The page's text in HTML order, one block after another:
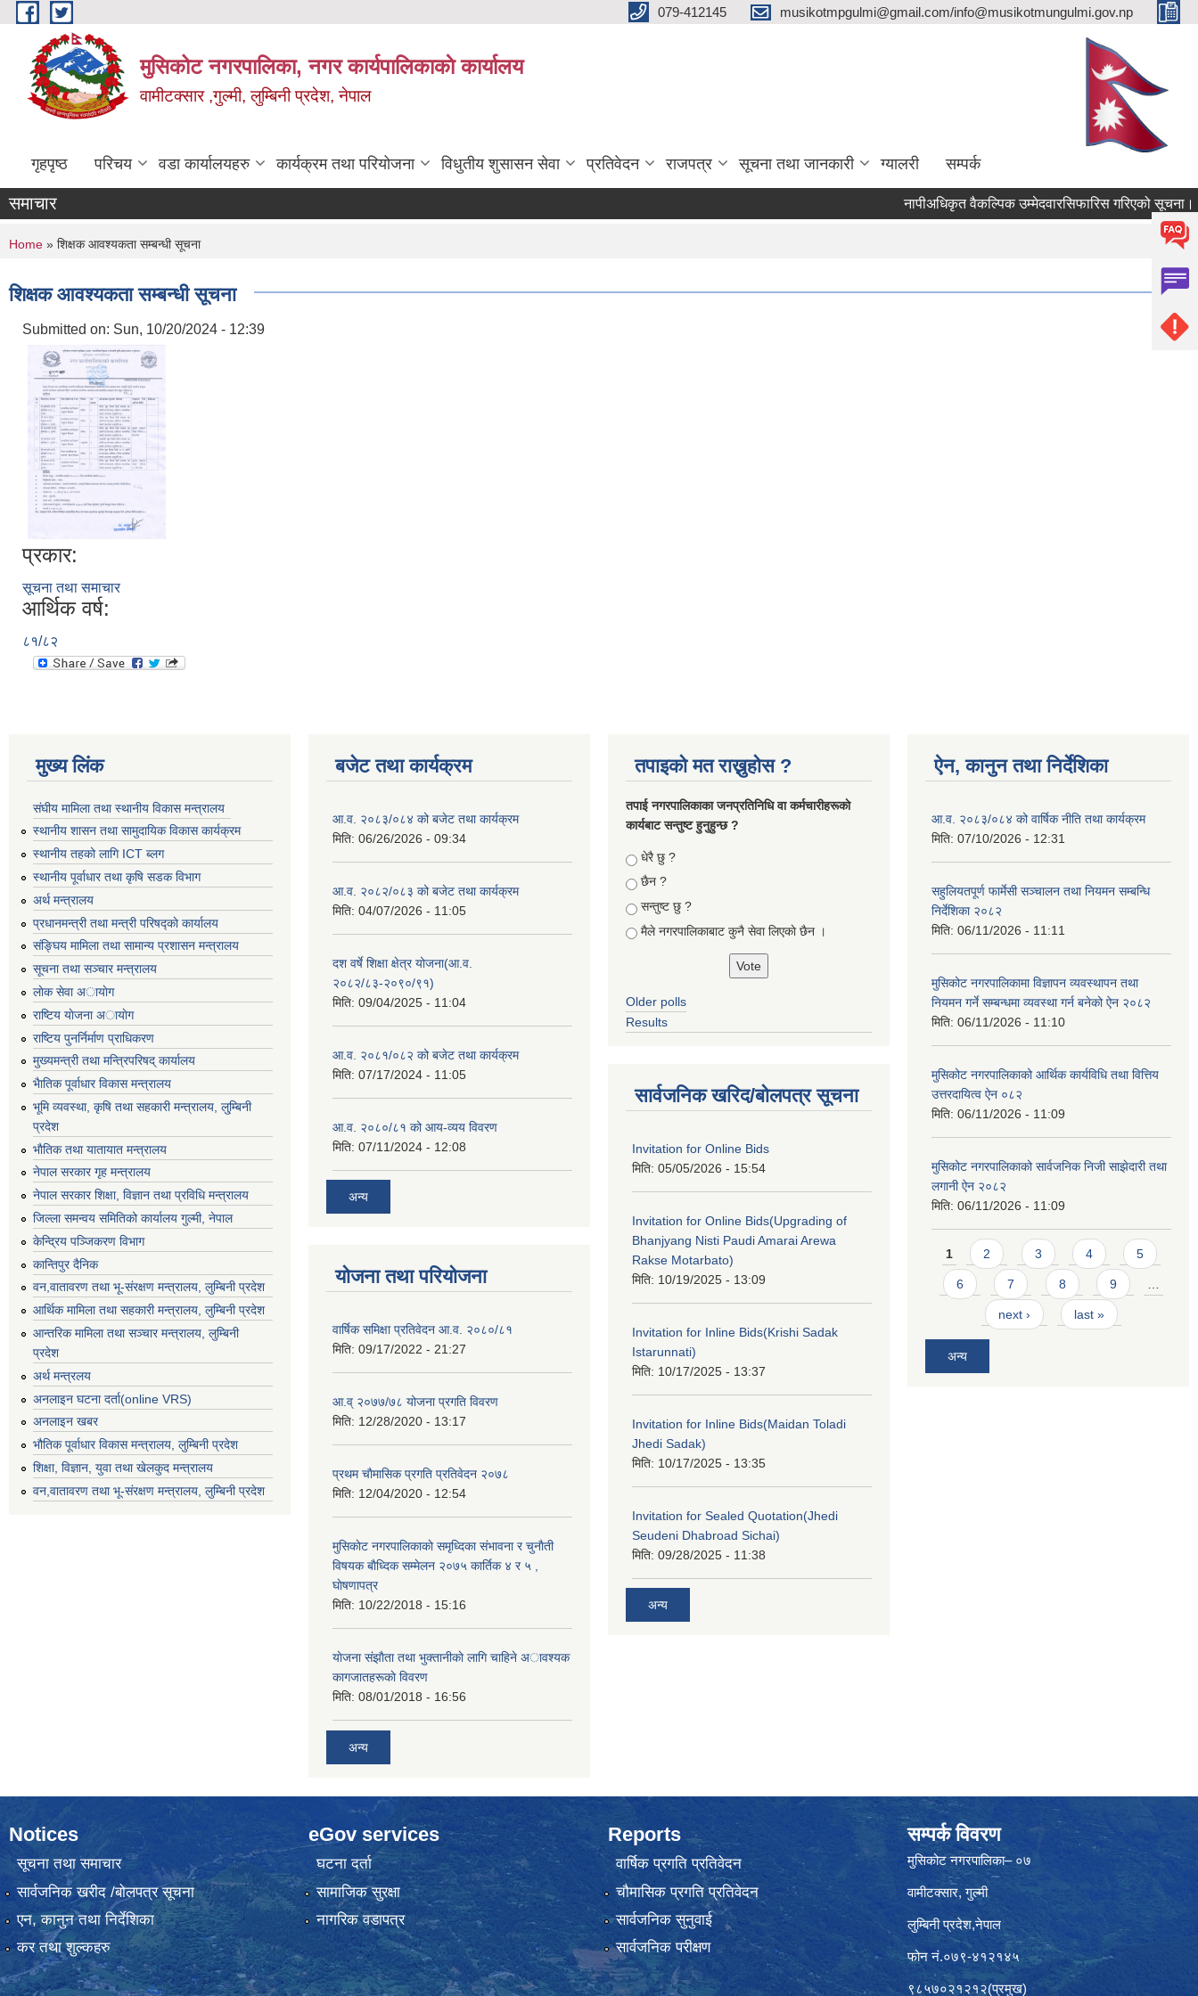
Skip to main content 079-412145 musikotmpgulmi@gmail.com/info@musikotmungulmi.gov.np
मुसिकोट नगरपालिका, नगर कार्यपालिकाकाे कार्यालय
वामीटक्सार ,गुल्मी, लुम्बिनी प्रदेश, नेपाल
गृहपृष्ठ परिचय वडा कार्यालयहरु कार्यक्रम तथा परियोजना विधुतीय शुसासन सेवा प्रतिवेदन राजपत्र सूचना तथा जानकारी ग्यालरी सम्पर्क
समाचार नापीअधिकृत वैकल्पिक उम्मेदवारसिफारिस गरिएको सूचना।
You are here
Home » शिक्षक आवश्यकता सम्बन्धी सूचना
शिक्षक आवश्यकता सम्बन्धी सूचना
Submitted on: Sun, 10/20/2024 - 12:39
प्रकार:
सूचना तथा समाचार
आर्थिक वर्ष:
८१/८२
मुख्य लिंक
संघीय मामिला तथा स्थानीय विकास मन्त्रालय
स्थानीय शासन तथा सामुदायिक विकास कार्यक्रम
स्थानीय तहको लागि ICT ब्लग
स्थानीय पूर्वाधार तथा कृषि सडक विभाग
अर्थ मन्त्रालय
प्रधानमन्त्री तथा मन्त्री परिषद्काे कार्यालय
संङ्घिय मामिला तथा सामान्य प्रशासन मन्त्रालय
सूचना तथा सञ्चार मन्त्रालय
लाेक सेवा अायाेग
राष्टिय याेजना अायाेग
राष्टिय पुनर्निर्माण प्राधिकरण
मुख्यमन्त्री तथा मन्त्रिपरिषद् कार्यालय
भैातिक पूर्वाधार विकास मन्त्रालय
भूमि व्यवस्था, कृषि तथा सहकारी मन्त्रालय, लु्म्बिनी
प्रदेश
भाैतिक तथा यातायात मन्त्रालय
नेपाल सरकार गृह मन्त्रालय
नेपाल सरकार शिक्षा, विज्ञान तथा प्रविधि मन्त्रालय
जिल्ला समन्वय समितिको कार्यालय गुल्मी, नेपाल
केन्द्रिय पञ्जिकरण विभाग
कान्तिपुर दैनिक
वन,वातावरण तथा भू-संरक्षण मन्त्रालय, लुम्बिनी प्रदेश
आर्थिक मामिला तथा सहकारी मन्त्रालय, लुम्बिनी प्रदेश
आन्तरिक मामिला तथा सञ्चार मन्त्रालय, लुम्बिनी
प्रदेश
अर्थ मन्त्रलय
अनलाइन घटना दर्ता(online VRS)
अनलाइन खबर
भौतिक पूर्वाधार विकास मन्त्रालय, लुम्बिनी प्रदेश
शिक्षा, विज्ञान, युवा तथा खेलकुद मन्‍‍त्रालय
वन,वातावरण तथा भू-संरक्षण मन्त्रालय, लुम्बिनी प्रदेश
बजेट तथा कार्यक्रम
आ.व. २०८३/०८४ को बजेट तथा कार्यक्रम
मिति: 06/26/2026 - 09:34
आ.व. २०८२/०८३ को बजेट तथा कार्यक्रम
मिति: 04/07/2026 - 11:05
दश वर्षे शिक्षा क्षेत्र योजना(आ.व.
२०८२/८३-२०९०/९१)
मिति: 09/04/2025 - 11:04
आ.व. २०८१/०८२ को बजेट तथा कार्यक्रम
मिति: 07/17/2024 - 11:05
आ.व. २०८०/८१ को आय-व्यय विवरण
मिति: 07/11/2024 - 12:08
अन्य
योजना तथा परियोजना
वार्षिक समिक्षा प्रतिवेदन आ.व. २०८०/८१
मिति: 09/17/2022 - 21:27
आ.व् २०७७/७८ योजना प्रगति विवरण
मिति: 12/28/2020 - 13:17
प्रथम चाैमासिक प्रगति प्रतिवेदन २०७८
मिति: 12/04/2020 - 12:54
मुसिकाेट नगरपालिकाकाे समृध्दिका संभावना र चुनाैती
विषयक बाैध्दिक सम्मेलन २०७५ कार्तिक ४ र ५ ,
घाेषणापत्र
मिति: 10/22/2018 - 15:16
याेजना संझाैता तथा भुक्तानीकाे लागि चाहिने अावश्यक
कागजातहरूकाे विवरण
मिति: 08/01/2018 - 16:56
अन्य
तपाइको मत राख्नुहोस ?
तपा‌ई नगरपालिकाका जनप्रतिनिधि वा कर्मचारीहरूकाे
कार्यबाट सन्तुष्ट हुनुहुन्छ ?
Choices
धेरै छु ?
छैन ?
सन्तुष्ट छु ?
मैले नगरपालिकाबाट कुनै सेवा लिएकाे छैन ।
Older polls
Results
सार्वजनिक खरिद/बोलपत्र सूचना
Invitation for Online Bids
मिति: 05/05/2026 - 15:54
Invitation for Online Bids(Upgrading of
Bhanjyang Nisti Paudi Amarai Arewa
Rakse Motarbato)
मिति: 10/19/2025 - 13:09
Invitation for Inline Bids(Krishi Sadak
Istarunnati)
मिति: 10/17/2025 - 13:37
Invitation for Inline Bids(Maidan Toladi
Jhedi Sadak)
मिति: 10/17/2025 - 13:35
Invitation for Sealed Quotation(Jhedi
Seudeni Dhabroad Sichai)
मिति: 09/28/2025 - 11:38
अन्य
ऐन, कानुन तथा निर्देशिका
आ.व. २०८३/०८४ को वार्षिक नीति तथा कार्यक्रम
मिति: 07/10/2026 - 12:31
सहुलियतपूर्ण फार्मेसी सञ्चालन तथा नियमन सम्बन्धि
निर्देशिका २०८२
मिति: 06/11/2026 - 11:11
मुसिकोट नगरपालिकामा विज्ञापन व्यवस्थापन तथा
नियमन गर्ने सम्बन्धमा व्यवस्था गर्न बनेको ऐन २०८२
मिति: 06/11/2026 - 11:10
मुसिकोट नगरपालिकाको आर्थिक कार्यविधि तथा वित्तिय
उत्तरदायित्व ऐन ०८२
मिति: 06/11/2026 - 11:09
मुसिकोट नगरपालिकाको सार्वजनिक निजी साझेदारी तथा
लगानी ऐन २०८२
मिति: 06/11/2026 - 11:09
Pages
1 2 3 4 5
6 7 8 9 …
next › last »
अन्य
Notices
सूचना तथा समाचार
सार्वजनिक खरीद /बोलपत्र सूचना
एन, कानुन तथा निर्देशिका
कर तथा शुल्कहरु
eGov services
घटना दर्ता
सामाजिक सुरक्षा
नागरिक वडापत्र
Reports
वार्षिक प्रगति प्रतिवेदन
चौमासिक प्रगति प्रतिवेदन
सार्वजनिक सुनुवाई
सार्वजनिक परीक्षण
सम्पर्क विवरण
मुसिकोट नगरपालिका– ०७
वामीटक्सार, गुल्मी
लुम्बिनी प्रदेश,नेपाल
फोन नं.०७९-४१२१४५
९८५७०२१२१२(प्रमुख)